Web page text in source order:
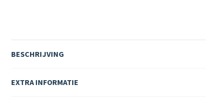
BESCHRIJVING
EXTRA INFORMATIE